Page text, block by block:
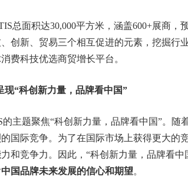
总面积达30,000平方米，涵盖600+展商
创新、贸易三个相互促进的元素，挖掘
费科技优选商贸增长平台。
现“科创新力量，品牌看中国”
的主题聚焦“科创新力量，品牌看中国”。
国际竞争。为了在国际市场上获得更大的
和竞争力。因此，“科创新力量，品牌看中
中国品牌未来发展的信心和期望。